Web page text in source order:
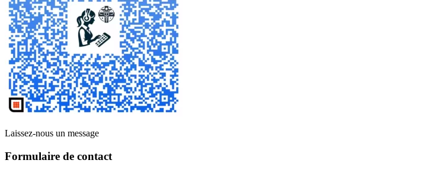
Laissez-nous un message
Formulaire de contact